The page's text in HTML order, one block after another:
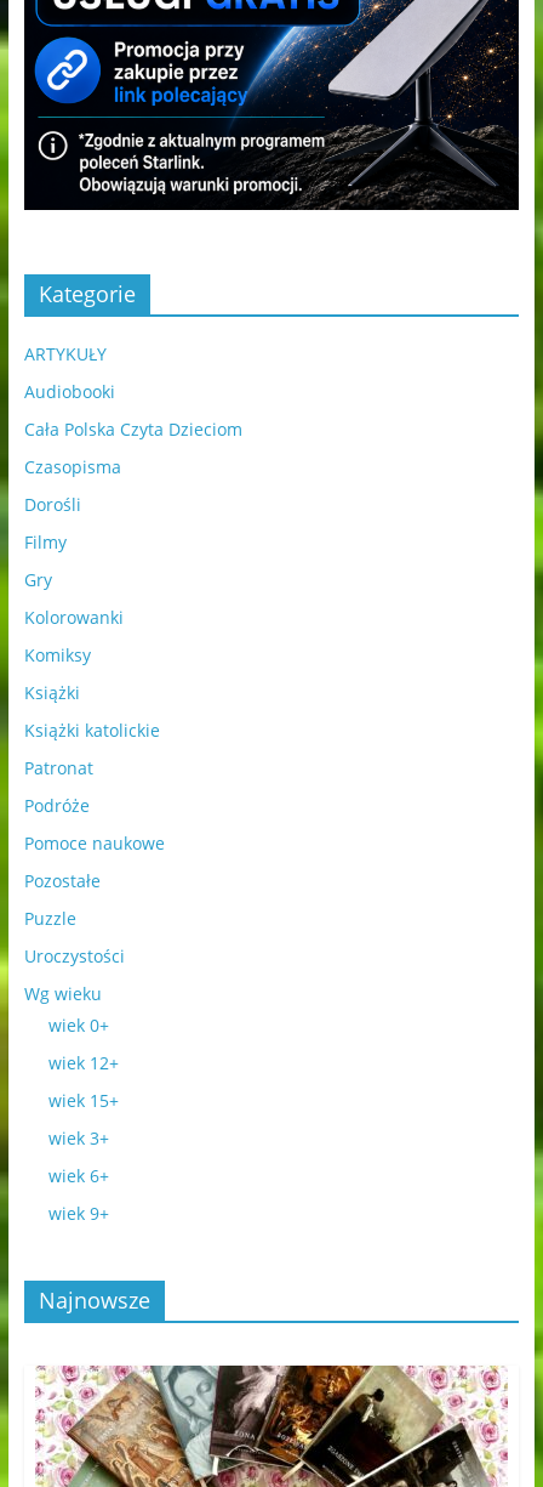
Kategorie
ARTYKUŁY
Audiobooki
Cała Polska Czyta Dzieciom
Czasopisma
Dorośli
Filmy
Gry
Kolorowanki
Komiksy
Książki
Książki katolickie
Patronat
Podróże
Pomoce naukowe
Pozostałe
Puzzle
Uroczystości
Wg wieku
wiek 0+
wiek 12+
wiek 15+
wiek 3+
wiek 6+
wiek 9+
Najnowsze